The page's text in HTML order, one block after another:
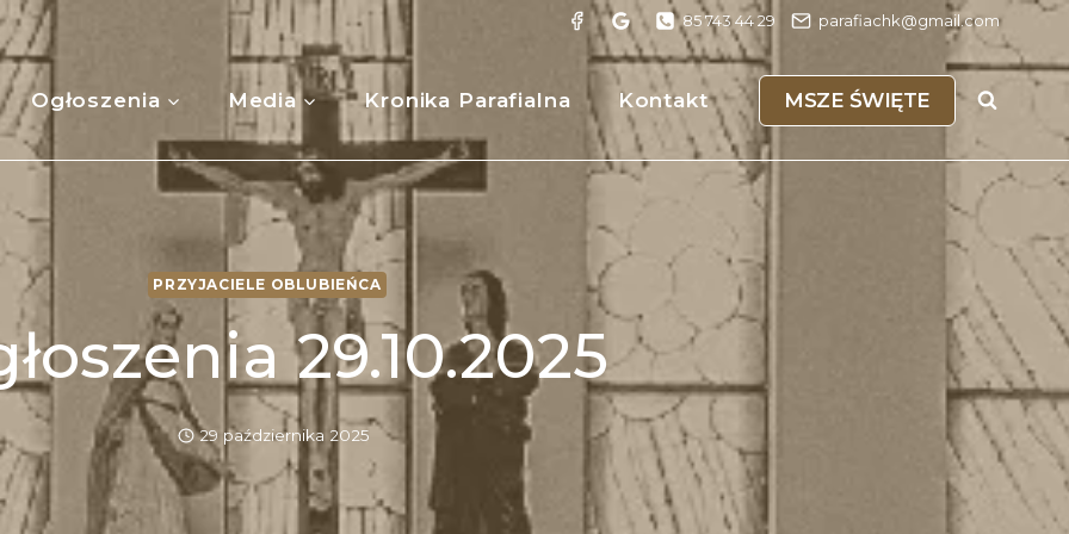
85 743 44 29 parafiachk@gmail.com
Ogłoszenia Media Kronika Parafialna Kontakt MSZE ŚWIĘTE
PRZYJACIELE OBLUBIEŃCA
29.10.2025
29 października 2025